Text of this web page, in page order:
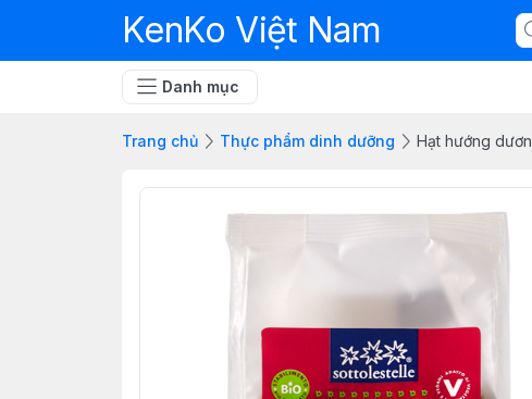
KenKo Việt Nam
Danh mục
Trang chủ Thực phẩm dinh dưỡng Hạt hướng